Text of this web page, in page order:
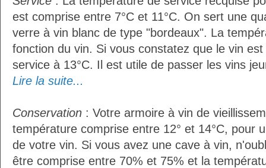
est comprise entre 7°C et 11°C. On sert une
verre à vin blanc de type "bordeaux". La
fonction du vin. Si vous constatez que le vin
service à 13°C. Il est utile de passer les vins
Lire la suite...
Conservation : Votre armoire à vin de
température comprise entre 12° et 14°C, pour
de votre vin. Si vous avez une cave à vin,
être comprise entre 70% et 75% et la